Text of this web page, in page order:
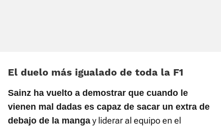
El duelo más igualado de toda la F1
Sainz ha vuelto a demostrar que cuando le
vienen mal dadas es capaz de sacar un extra de
debajo de la manga y liderar al equipo en el